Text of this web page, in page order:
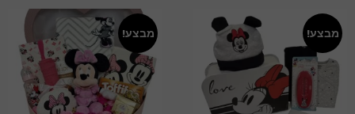
מבצע! מבצע!